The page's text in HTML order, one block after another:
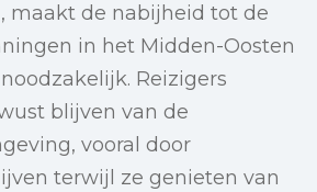
maakt de nabijheid tot de
in het Midden-Oosten
Reizigers
blijven van de
vooral door
terwijl ze genieten van